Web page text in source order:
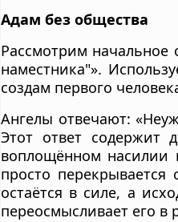
Адам без общества
Рассмотрим начальное
наместника"».
создам первого
Ангелы отвечают:
Этот ответ содержит
воплощённом насилии
просто
остаётся в силе, а
переосмысливает его в